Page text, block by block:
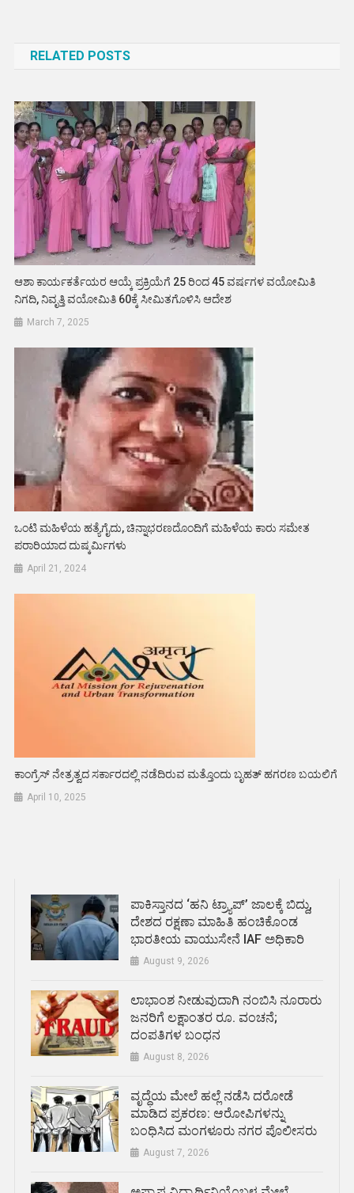
RELATED POSTS
ಆಶಾ ಕಾರ್ಯಕರ್ತೆಯರ ಆಯ್ಕೆ ಪ್ರಕ್ರಿಯೆಗೆ 25 ರಿಂದ 45 ವರ್ಷಗಳ ವಯೋಮಿತಿ
ನಿಗದಿ, ನಿವೃತ್ತಿ ವಯೋಮಿತಿ 60ಕ್ಕೆ ಸೀಮಿತಗೊಳಿಸಿ ಆದೇಶ
March 7, 2025
ಒಂಟಿ ಮಹಿಳೆಯ ಹತ್ಯೆಗೈದು, ಚಿನ್ನಾಭರಣದೊಂದಿಗೆ ಮಹಿಳೆಯ ಕಾರು ಸಮೇತ
ಪರಾರಿಯಾದ ದುಷ್ಕರ್ಮಿಗಳು
April 21, 2024
ಕಾಂಗ್ರೆಸ್ ನೇತ್ರತ್ವದ ಸರ್ಕಾರದಲ್ಲಿ ನಡೆದಿರುವ ಮತ್ತೊಂದು ಬೃಹತ್ ಹಗರಣ ಬಯಲಿಗೆ
April 10, 2025
ಪಾಕಿಸ್ತಾನದ ‘ಹನಿ ಟ್ರ್ಯಾಪ್’ ಜಾಲಕ್ಕೆ ಬಿದ್ದು,
ದೇಶದ ರಕ್ಷಣಾ ಮಾಹಿತಿ ಹಂಚಿಕೊಂಡ
ಭಾರತೀಯ ವಾಯುಸೇನೆ IAF ಅಧಿಕಾರಿ
August 9, 2026
ಲಾಭಾಂಶ ನೀಡುವುದಾಗಿ ನಂಬಿಸಿ ನೂರಾರು
ಜನರಿಗೆ ಲಕ್ಷಾಂತರ ರೂ. ವಂಚನೆ;
ದಂಪತಿಗಳ ಬಂಧನ
August 8, 2026
ವೃದ್ಧೆಯ ಮೇಲೆ ಹಲ್ಲೆ ನಡೆಸಿ ದರೋಡೆ
ಮಾಡಿದ ಪ್ರಕರಣ: ಆರೋಪಿಗಳನ್ನು
ಬಂಧಿಸಿದ ಮಂಗಳೂರು ನಗರ ಪೊಲೀಸರು
August 7, 2026